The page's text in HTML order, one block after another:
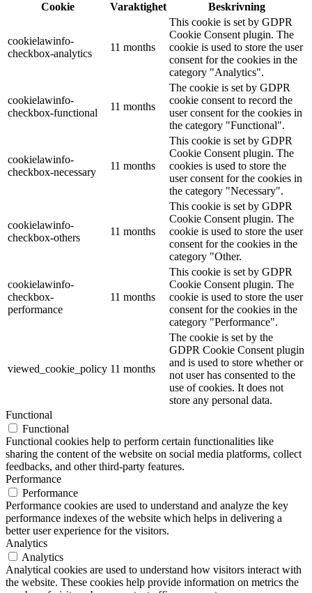
Cookie
Varaktighet Beskrivning
cookielawinfo-
checkbox-analytics
11 months
This cookie is set by GDPR
Cookie Consent plugin. The
cookie is used to store the user
consent for the cookies in the
category "Analytics".
cookielawinfo-
checkbox-functional
11 months
The cookie is set by GDPR
cookie consent to record the
user consent for the cookies in
the category "Functional".
cookielawinfo-
checkbox-necessary
11 months
This cookie is set by GDPR
Cookie Consent plugin. The
cookies is used to store the
user consent for the cookies in
the category "Necessary".
cookielawinfo-
checkbox-others
11 months
This cookie is set by GDPR
Cookie Consent plugin. The
cookie is used to store the user
consent for the cookies in the
category "Other.
cookielawinfo-
checkbox-
performance
11 months
This cookie is set by GDPR
Cookie Consent plugin. The
cookie is used to store the user
consent for the cookies in the
category "Performance".
viewed_cookie_policy 11 months
The cookie is set by the
GDPR Cookie Consent plugin
and is used to store whether or
not user has consented to the
use of cookies. It does not
store any personal data.
Functional
Functional
Functional cookies help to perform certain functionalities like
sharing the content of the website on social media platforms, collect
feedbacks, and other third-party features.
Performance
Performance
Performance cookies are used to understand and analyze the key
performance indexes of the website which helps in delivering a
better user experience for the visitors.
Analytics
Analytics
Analytical cookies are used to understand how visitors interact with
the website. These cookies help provide information on metrics the